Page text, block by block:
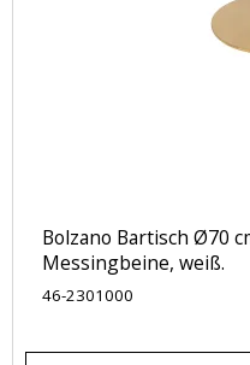
Bolzano Bartisch Ø70
Messingbeine, weiß.
46-2301000